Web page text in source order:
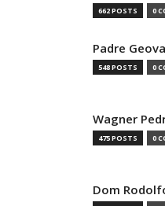
662 POSTS 0
Padre
548 POSTS 0
Wagner
475 POSTS 0
Dom